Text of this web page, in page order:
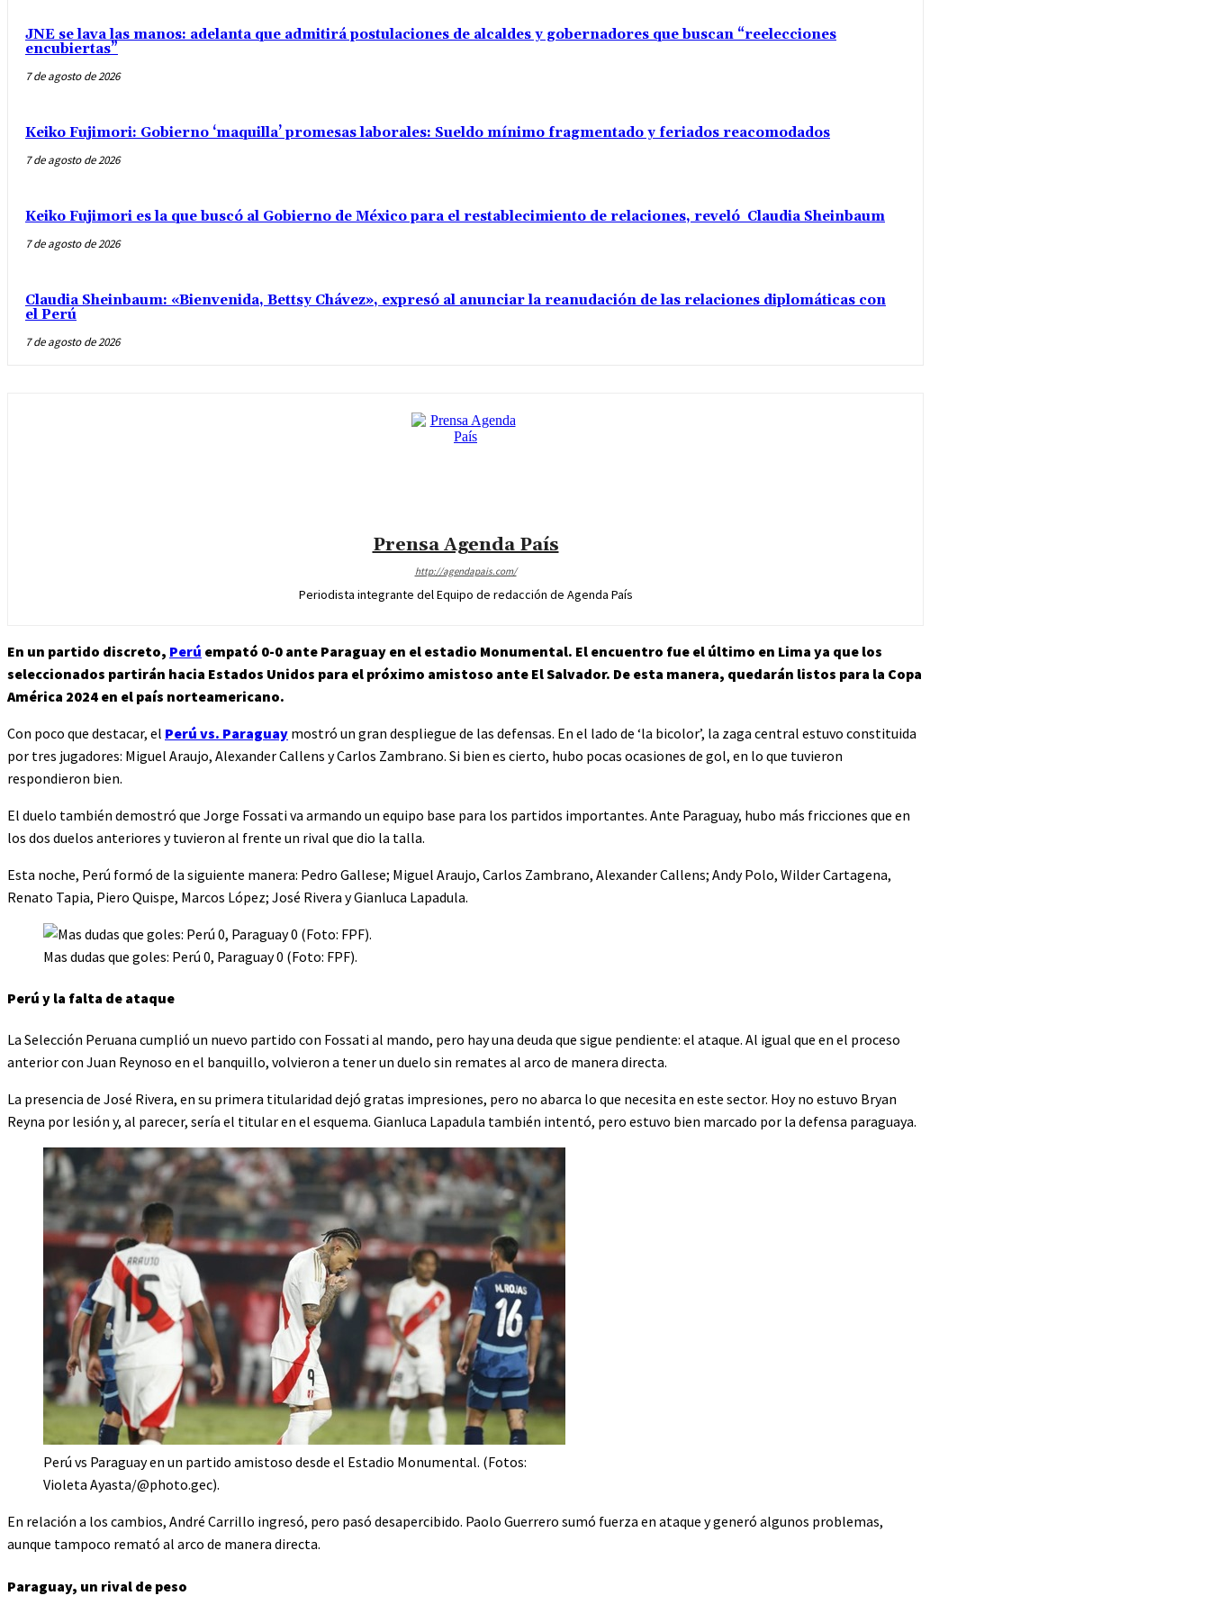
JNE se lava las manos: adelanta que admitirá postulaciones de alcaldes y gobernadores que buscan “reelecciones
encubiertas”
7 de agosto de 2026
Keiko Fujimori: Gobierno ‘maquilla’ promesas laborales: Sueldo mínimo fragmentado y feriados reacomodados
7 de agosto de 2026
Keiko Fujimori es la que buscó al Gobierno de México para el restablecimiento de relaciones, reveló Claudia Sheinbaum
7 de agosto de 2026
Claudia Sheinbaum: «Bienvenida, Bettsy Chávez», expresó al anunciar la reanudación de las relaciones diplomáticas con
el Perú
7 de agosto de 2026
Prensa Agenda País
http://agendapais.com/
Periodista integrante del Equipo de redacción de Agenda País
En un partido discreto, Perú empató 0-0 ante Paraguay en el estadio Monumental. El encuentro fue el último en Lima ya que los
seleccionados partirán hacia Estados Unidos para el próximo amistoso ante El Salvador. De esta manera, quedarán listos para la Copa
América 2024 en el país norteamericano.
Con poco que destacar, el Perú vs. Paraguay mostró un gran despliegue de las defensas. En el lado de ‘la bicolor’, la zaga central estuvo constituida
por tres jugadores: Miguel Araujo, Alexander Callens y Carlos Zambrano. Si bien es cierto, hubo pocas ocasiones de gol, en lo que tuvieron
respondieron bien.
El duelo también demostró que Jorge Fossati va armando un equipo base para los partidos importantes. Ante Paraguay, hubo más fricciones que en
los dos duelos anteriores y tuvieron al frente un rival que dio la talla.
Esta noche, Perú formó de la siguiente manera: Pedro Gallese; Miguel Araujo, Carlos Zambrano, Alexander Callens; Andy Polo, Wilder Cartagena,
Renato Tapia, Piero Quispe, Marcos López; José Rivera y Gianluca Lapadula.
Mas dudas que goles: Perú 0, Paraguay 0 (Foto: FPF).
Perú y la falta de ataque
La Selección Peruana cumplió un nuevo partido con Fossati al mando, pero hay una deuda que sigue pendiente: el ataque. Al igual que en el proceso
anterior con Juan Reynoso en el banquillo, volvieron a tener un duelo sin remates al arco de manera directa.
La presencia de José Rivera, en su primera titularidad dejó gratas impresiones, pero no abarca lo que necesita en este sector. Hoy no estuvo Bryan
Reyna por lesión y, al parecer, sería el titular en el esquema. Gianluca Lapadula también intentó, pero estuvo bien marcado por la defensa paraguaya.
Perú vs Paraguay en un partido amistoso desde el Estadio Monumental. (Fotos:
Violeta Ayasta/@photo.gec).
En relación a los cambios, André Carrillo ingresó, pero pasó desapercibido. Paolo Guerrero sumó fuerza en ataque y generó algunos problemas,
aunque tampoco remató al arco de manera directa.
Paraguay, un rival de peso